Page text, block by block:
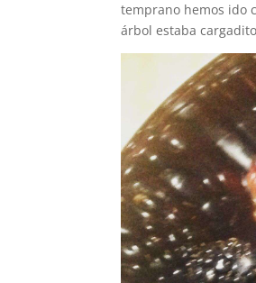
temprano hemos ido
árbol estaba